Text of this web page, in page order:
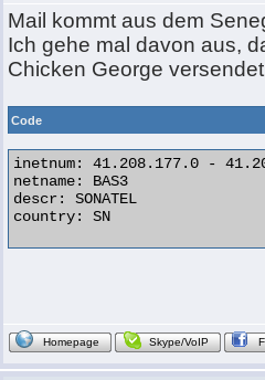
Mail kommt aus dem
Ich gehe mal davon aus,
Chicken George
Code
inetnum: 41.208.177.0 -
netname: BAS3
descr: SONATEL
country: SN
Homepage Skype/VoIP